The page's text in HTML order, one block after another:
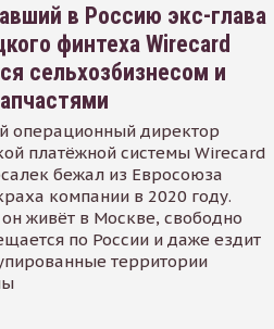
в Россию экс-глава
финтеха Wirecard
сельхозбизнесом и
операционный директор
платёжной системы Wirecard
бежал из Евросоюза
компании в 2020 году.
он живёт в Москве, свободно
по России и даже ездит
территории